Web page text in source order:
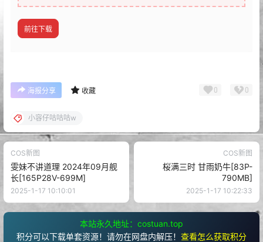
前往下载
海报分享 收藏 0 0
小容仔咕咕咕w
COS新图
雯妹不讲道理 2024年09月舰
长[165P28V-699M]
2025-1-17 10:10:01
COS新图
桜满三时 甘雨奶牛[83P-
790MB]
2025-1-17 10:22:33
本站永久地址：costuan.top
积分可以下载单套资源！请勿在网盘内解压！ 查看怎么获取积分